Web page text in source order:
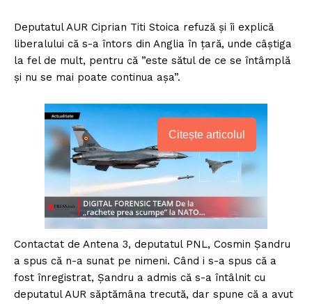
Deputatul AUR Ciprian Titi Stoica refuză și îi explică
liberalului că s-a întors din Anglia în țară, unde câștiga
la fel de mult, pentru că ”este sătul de ce se întâmplă
și nu se mai poate continua așa”.
Citește articolul
Contactat de Antena 3, deputatul PNL, Cosmin Șandru
a spus că n-a sunat pe nimeni. Când i s-a spus că a
fost înregistrat, Șandru a admis că s-a întâlnit cu
deputatul AUR săptămâna trecută, dar spune că a avut